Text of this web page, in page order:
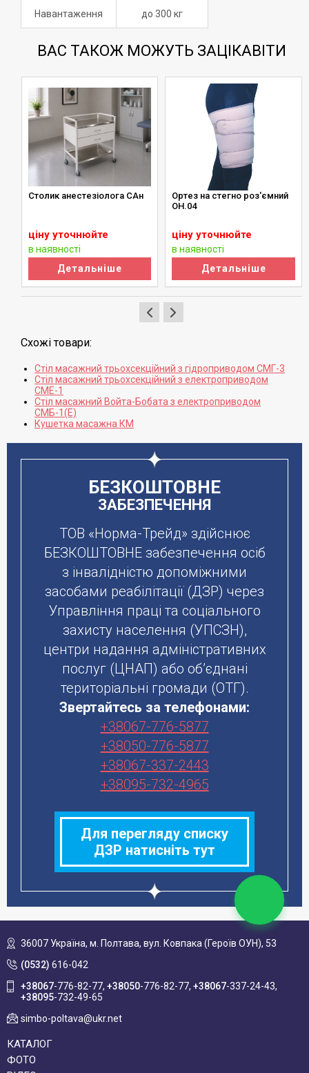
Навантаження до 300 кг
ВАС ТАКОЖ МОЖУТЬ ЗАЦІКАВІТИ
Столик анестезіолога САн
ціну уточнюйте
в наявності
Детальніше
Ортез на стегно роз'ємний
ОН.04
ціну уточнюйте
в наявності
Детальніше
Схожі товари:
Стіл масажний трьохсекційний з гідроприводом СМГ-3
Стіл масажний трьохсекційний з електроприводом
СМЕ-1
Стіл масажний Войта-Бобата з електроприводом
СМБ-1(Е)
Кушетка масажна КМ
БЕЗКОШТОВНЕ
ЗАБЕЗПЕЧЕННЯ
ТОВ «Норма-Трейд» здійснює
БЕЗКОШТОВНЕ забезпечення осіб
з інвалідністю допоміжними
засобами реабілітації (ДЗР) через
Управління праці та соціального
захисту населення (УПСЗН),
центри надання адміністративних
послуг (ЦНАП) або об’єднані
територіальні громади (ОТГ).
Звертайтесь за телефонами:
+38067-776-5877
+38050-776-5877
+38067-337-2443
+38095-732-4965
Для перегляду списку
ДЗР натисніть тут
36007 Україна, м. Полтава, вул. Ковпака (Героїв ОУН), 53
(0532) 616-042
+38067-776-82-77 +38050-776-82-77 +38067-337-24-43
+38095-732-49-65
simbo-poltava@ukr.net
КАТАЛОГ
ФОТО